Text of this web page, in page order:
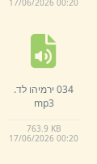
17/06/2026 00:20
034 ירמיהו לד.
mp3
763.9 KB
17/06/2026 00:20